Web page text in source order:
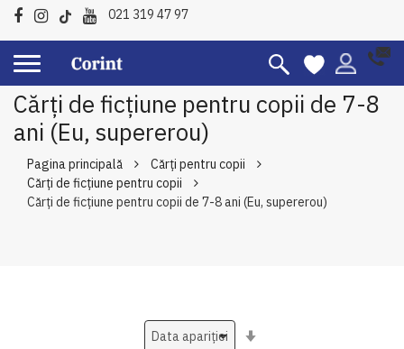
021 319 47 97
Cărți de ficțiune pentru copii de 7-8
ani (Eu, supererou)
Pagina principală
Cărți pentru copii
Cărți de ficțiune pentru copii
Cărți de ficțiune pentru copii de 7-8 ani (Eu, supererou)